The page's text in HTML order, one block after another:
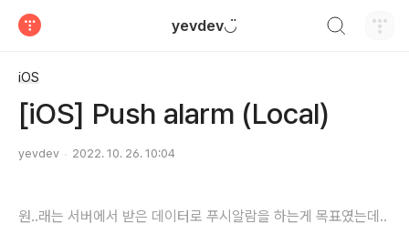
yevdev◡̈
iOS
[iOS] Push alarm (Local)
yevdev 2022. 10. 26. 10:04
원..래는 서버에서 받은 데이터로 푸시알람을 하는게 목표였는데..